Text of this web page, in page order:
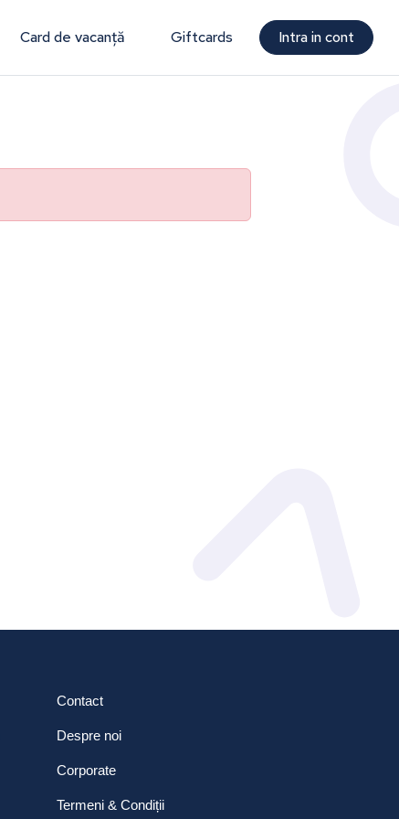
Card de vacanță Giftcards Intra in cont
Contact
Despre noi
Corporate
Termeni & Condiții